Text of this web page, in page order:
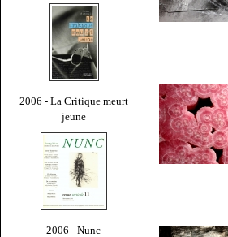
2006 - La Critique meurt
jeune
2006 - Nunc